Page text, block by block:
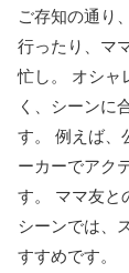
ご存知の通り
行ったり、マ
忙し。 オシャレなママコーデとは、ファッション性だけでな
く、シーンに
す。 例えば、公園や児童館へのお出かけなら、パンツ×スニ
ーカーでアク
す。 ママ友とのランチや、旦那さんや両親とのお食事などの
シーンでは、
すすめです。